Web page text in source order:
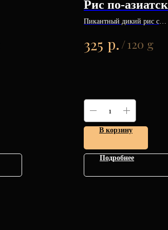
Рис по-
Пикантный дикий рис с
325 р. /120 g
В корзину
Подробнее